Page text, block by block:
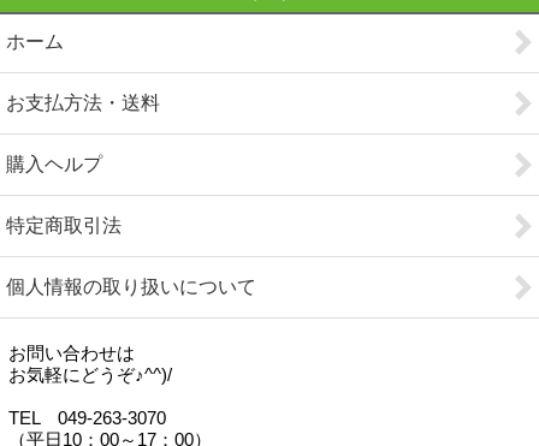
ホーム
お支払方法・送料
購入ヘルプ
特定商取引法
個人情報の取り扱いについて
お問い合わせは
お気軽にどうぞ♪^^)/
TEL 049-263-3070
（平日10：00～17：00）